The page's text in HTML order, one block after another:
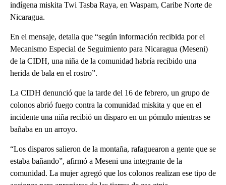
indígena miskita Twi Tasba Raya, en Waspam, Caribe Norte de
Nicaragua.
En el mensaje, detalla que “según información recibida por el
Mecanismo Especial de Seguimiento para Nicaragua (Meseni)
de la CIDH, una niña de la comunidad habría recibido una
herida de bala en el rostro”.
La CIDH denunció que la tarde del 16 de febrero, un grupo de
colonos abrió fuego contra la comunidad miskita y que en el
incidente una niña recibió un disparo en un pómulo mientras se
bañaba en un arroyo.
“Los disparos salieron de la montaña, rafaguearon a gente que se
estaba bañando”, afirmó a Meseni una integrante de la
comunidad. La mujer agregó que los colonos realizan ese tipo de